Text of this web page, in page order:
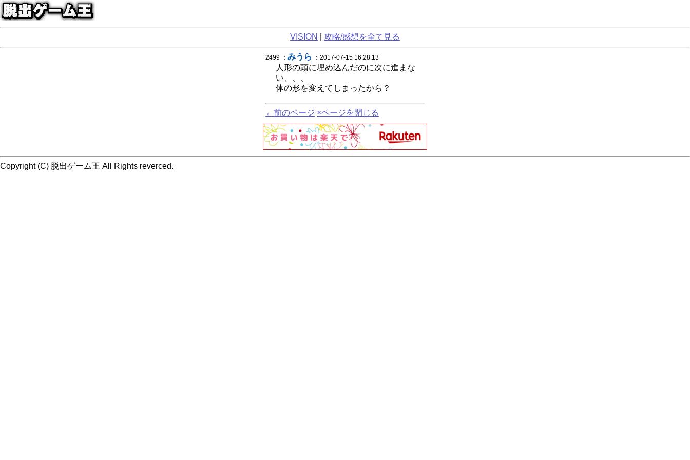
VISION 攻略/感想を全て見る
2499 ： みうら ：2017-07-15 16:28:13
人形の頭に埋め込んだのに次に進まな
い、、、
体の形を変えてしまったから？
←前のページ ×ページを閉じる
Copyright (C) 脱出ゲーム王 All Rights reverced.